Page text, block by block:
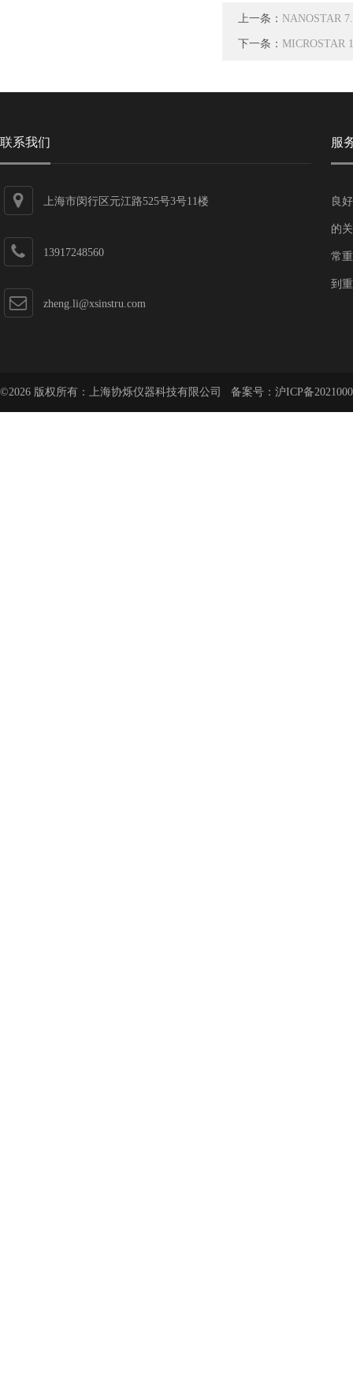
上一条： NANOSTAR
下一条： MICROSTAR
联系我们
上海市闵行区元江路525号3号11楼
13917248560
zheng.li@xsinstru.com
服
良
的
常
到
©2026 版权所有：上海协烁仪器科技有限公司 备案号： 沪ICP备